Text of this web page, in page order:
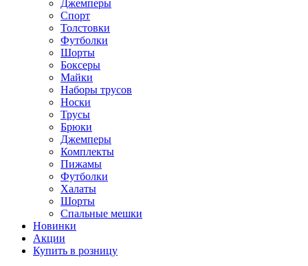
Джемперы
Спорт
Толстовки
Футболки
Шорты
Боксеры
Майки
Наборы трусов
Носки
Трусы
Брюки
Джемперы
Комплекты
Пижамы
Футболки
Халаты
Шорты
Спальные мешки
Новинки
Акции
Купить в розницу